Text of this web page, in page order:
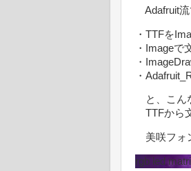
Adafruit流
・TTFを
・Imageで
・
・
と、こん
TTFから
美咲フォ
rgb led